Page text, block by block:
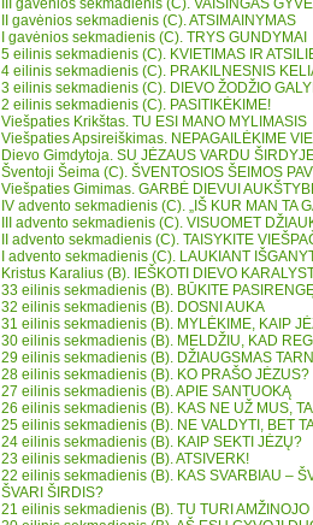
II gavėnios sekmadienis (C). ATSIMAINYMAS
I gavėnios sekmadienis (C). TRYS GUNDYMAI
5 eilinis sekmadienis (C). KVIETIMAS IR
4 eilinis sekmadienis (C). PRAKILNESNIS
3 eilinis sekmadienis (C). DIEVO ŽODŽIO
2 eilinis sekmadienis (C). PASITIKĖKIME!
Viešpaties Krikštas. TU ESI MANO MYLIMASIS
Viešpaties Apsireiškimas. NEPAGAILĖKIME
Dievo Gimdytoja. SU JĖZAUS VARDU ŠIRDYJE
Šventoji Šeima (C). ŠVENTOSIOS ŠEIMOS
Viešpaties Gimimas. GARBĖ DIEVUI
IV advento sekmadienis (C). „IŠ KUR MAN TA
III advento sekmadienis (C). VISUOMET
II advento sekmadienis (C). TAISYKITE
I advento sekmadienis (C). LAUKIANT
Kristus Karalius (B). IEŠKOTI DIEVO
33 eilinis sekmadienis (B). BŪKITE
32 eilinis sekmadienis (B). DOSNI AUKA
31 eilinis sekmadienis (B). MYLĖKIME, KAIP
30 eilinis sekmadienis (B). MELDŽIU, KAD
29 eilinis sekmadienis (B). DŽIAUGSMAS
28 eilinis sekmadienis (B). KO PRAŠO JĖZUS?
27 eilinis sekmadienis (B). APIE SANTUOKĄ
26 eilinis sekmadienis (B). KAS NE UŽ MUS,
25 eilinis sekmadienis (B). NE VALDYTI, BET
24 eilinis sekmadienis (B). KAIP SEKTI JĖZŲ?
23 eilinis sekmadienis (B). ATSIVERK!
22 eilinis sekmadienis (B). KAS SVARBIAU –
ŠVARI ŠIRDIS?
21 eilinis sekmadienis (B). TU TURI